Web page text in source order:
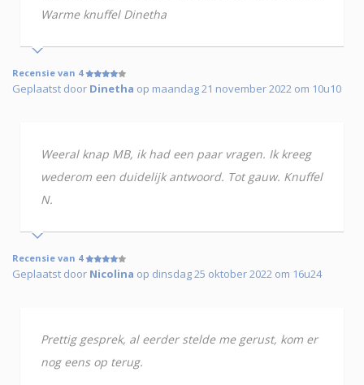
Warme knuffel Dinetha
Recensie van 4
Geplaatst door Dinetha op maandag 21 november 2022 om 10u10
Weeral knap MB, ik had een paar vragen. Ik kreeg
wederom een duidelijk antwoord. Tot gauw. Knuffel
N.
Recensie van 4
Geplaatst door Nicolina op dinsdag 25 oktober 2022 om 16u24
Prettig gesprek, al eerder stelde me gerust, kom er
nog eens op terug.